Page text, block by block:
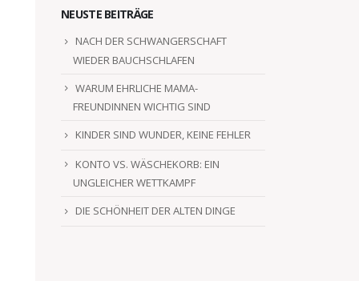
NEUSTE BEITRÄGE
NACH DER SCHWANGERSCHAFT
WIEDER BAUCHSCHLAFEN
WARUM EHRLICHE MAMA-
FREUNDINNEN WICHTIG SIND
KINDER SIND WUNDER, KEINE FEHLER
KONTO VS. WÄSCHEKORB: EIN
UNGLEICHER WETTKAMPF
DIE SCHÖNHEIT DER ALTEN DINGE